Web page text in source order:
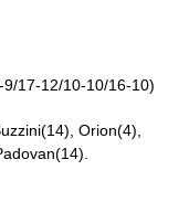
17-12/10-10/16-10)
Orion(4),